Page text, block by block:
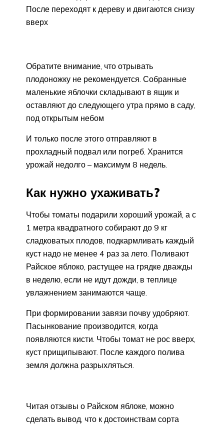
После переходят к дереву и двигаются снизу
вверх
Обратите внимание, что отрывать
плодоножку не рекомендуется. Собранные
маленькие яблочки складывают в ящик и
оставляют до следующего утра прямо в саду,
под открытым небом
И только после этого отправляют в
прохладный подвал или погреб. Хранится
урожай недолго – максимум 8 недель.
Как нужно ухаживать?
Чтобы томаты подарили хороший урожай, а с
1 метра квадратного собирают до 9 кг
сладковатых плодов, подкармливать каждый
куст надо не менее 4 раз за лето. Поливают
Райское яблоко, растущее на грядке дважды
в неделю, если не идут дожди, в теплице
увлажнением занимаются чаще.
При формировании завязи почву удобряют.
Пасынкование производится, когда
появляются кисти. Чтобы томат не рос вверх,
куст прищипывают. После каждого полива
земля должна разрыхляться.
Читая отзывы о Райском яблоке, можно
сделать вывод, что к достоинствам сорта